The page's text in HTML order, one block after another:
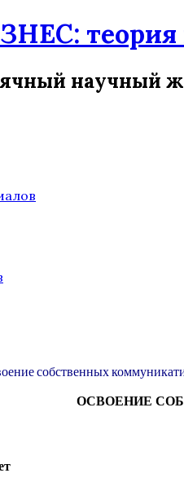
теория
научный
собственных
ОСВОЕНИЕ